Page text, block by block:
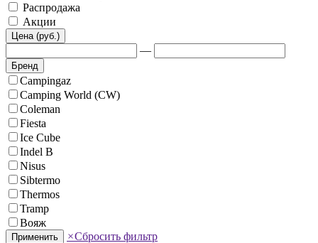
Распродажа
Акции
Цена (руб.)
—
Бренд
Campingaz
Camping World (CW)
Coleman
Fiesta
Ice Cube
Indel B
Nisus
Sibtermo
Thermos
Tramp
Вояж
Применить ×Сбросить фильтр